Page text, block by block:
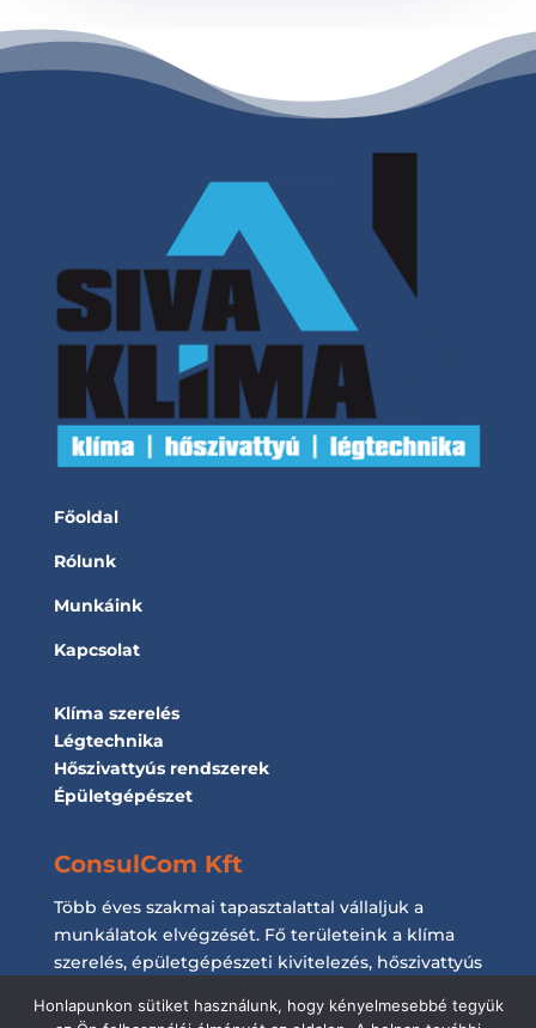
Főoldal
Rólunk
Munkáink
Kapcsolat
Klíma szerelés
Légtechnika
Hőszivattyús rendszerek
Épületgépészet
ConsulCom Kft
Több éves szakmai tapasztalattal vállaljuk a
munkálatok elvégzését. Fő területeink a klíma
szerelés, épületgépészeti kivitelezés, hőszivattyús
munkálatok elvégzése.
Honlapunkon sütiket használunk, hogy kényelmesebbé tegyük